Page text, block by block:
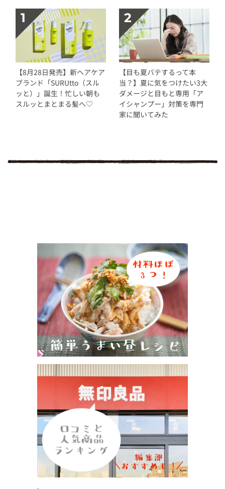
【8月28日発売】新ヘアケア
ブランド「SURUtto（スル
ッと）」誕生！忙しい朝も
スルッとまとまる髪へ♡
【目も夏バテするって本
当？】夏に気をつけたい3大
ダメージと目もと専用「ア
イシャンプー」対策を専門
家に聞いてみた